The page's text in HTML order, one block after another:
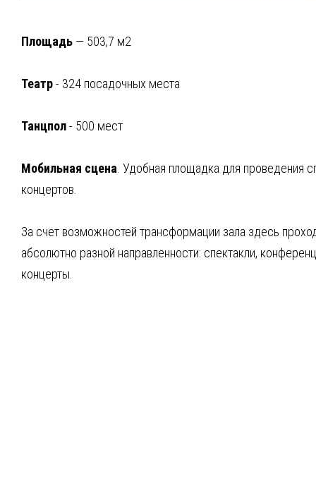
Площадь — 503,7 м2
Театр- 324 посадочных места
Танцпол- 500 мест
Мобильная сцена . Удобная площадка для проведения
концертов.
За счет возможностей трансформации зала здесь
абсолютно разной направленности: спектакли,
концерты.